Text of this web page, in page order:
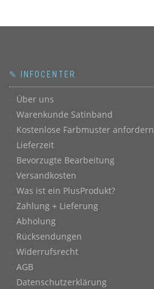
✎ INFOCENTER
Über uns
Warenkunde Satinband
Kostenlose Farbmuster anfordern
Lieferzeit
Bevorzugte Bearbeitung
Versandkosten
Was ist ein PlusProdukt?
Zahlung + Lieferung
Abholung
Rücksendungen
Widerrufsrecht
AGB
Datenschutzerklärung